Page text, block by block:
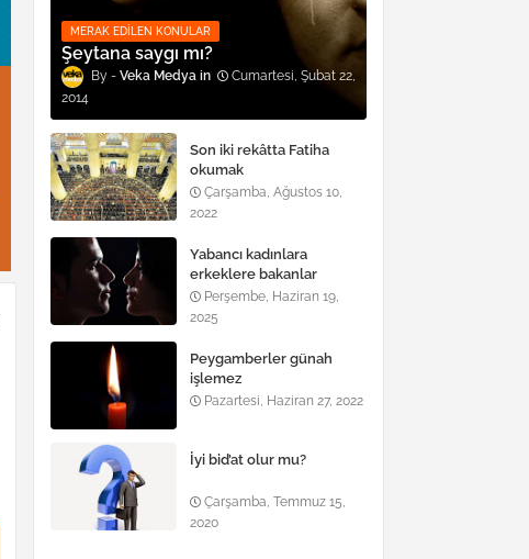
MERAK EDILEN KONULAR
Şeytana saygı mı?
Veka Medya
Cumartesi, Şubat 22,
2014
Son iki rekâtta Fatiha
okumak
Çarşamba, Ağustos 10,
2022
Yabancı kadınlara
erkeklere bakanlar
Perşembe, Haziran 19,
2025
Peygamberler günah
işlemez
Pazartesi, Haziran 27, 2022
İyi bid’at olur mu?
Çarşamba, Temmuz 15,
2020